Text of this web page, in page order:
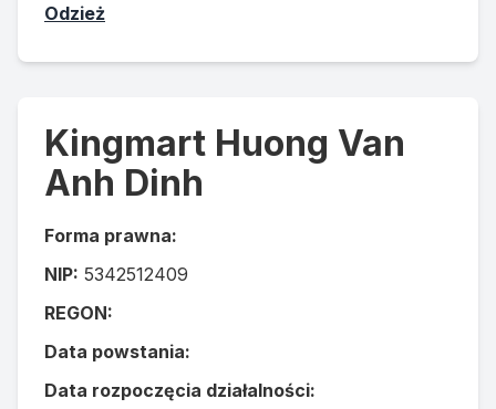
Odzież
Kingmart Huong Van
Anh Dinh
Forma prawna:
NIP: 5342512409
REGON:
Data powstania:
Data rozpoczęcia działalności: